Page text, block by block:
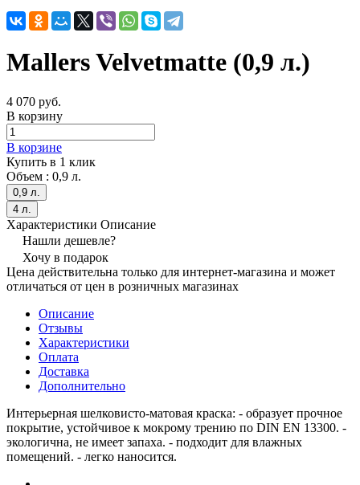
Mallers Velvetmatte (0,9 л.)
4 070 руб.
В корзину
В корзине
Купить в 1 клик
Объем : 0,9 л.
0,9 л.
4 л.
Характеристики Описание
Нашли дешевле?
Хочу в подарок
Цена действительна только для интернет-магазина и может
отличаться от цен в розничных магазинах
Описание
Отзывы
Характеристики
Оплата
Доставка
Дополнительно
Интерьерная шелковисто-матовая краска: - образует прочное
покрытие, устойчивое к мокрому трению по DIN EN 13300. -
экологична, не имеет запаха. - подходит для влажных
помещений. - легко наносится.